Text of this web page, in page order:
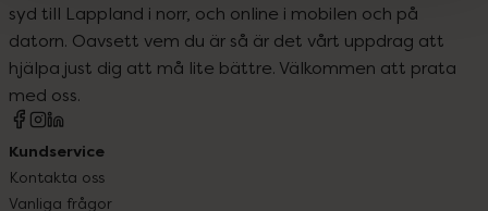
syd till Lappland i norr, och online i mobilen och på
datorn. Oavsett vem du är så är det vårt uppdrag att
hjälpa just dig att må lite bättre. Välkommen att prata
med oss.
Kundservice
Kontakta oss
Vanliga frågor